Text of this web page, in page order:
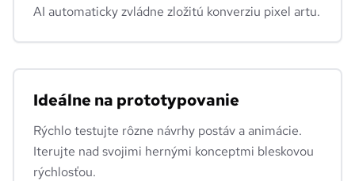
AI automaticky zvládne zložitú konverziu pixel artu.
Ideálne na prototypovanie
Rýchlo testujte rôzne návrhy postáv a animácie.
Iterujte nad svojimi hernými konceptmi bleskovou
rýchlosťou.